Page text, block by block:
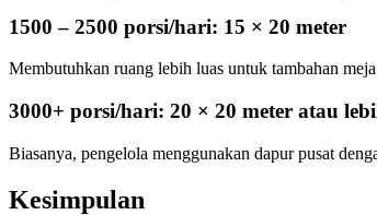
1500 – 2500 porsi/hari: 15 × 20 meter
Membutuhkan ruang lebih luas untuk tambahan
3000+ porsi/hari: 20 × 20 meter atau
Biasanya, pengelola menggunakan dapur pusat
Kesimpulan